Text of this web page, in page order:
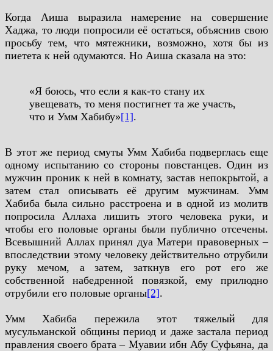
Когда Аиша выразила намерение на совершение
Хаджа, то люди попросили её остаться, объяснив свою
просьбу тем, что мятежники, возможно, хотя бы из
пиетета к ней одумаются. Но Аиша сказала на это:
«Я боюсь, что если я как-то стану их
увещевать, то меня постигнет та же участь,
что и Умм Хабибу»[1].
В этот же период смуты Умм Хабиба подверглась еще
одному испытанию со стороны повстанцев. Один из
мужчин проник к ней в комнату, застав непокрытой, а
затем стал описывать её другим мужчинам. Умм
Хабиба была сильно расстроена и в одной из молитв
попросила Аллаха лишить этого человека руки, и
чтобы его половые органы были публично отсечены.
Всевышний Аллах принял дуа Матери правоверных –
впоследствии этому человеку действительно отрубили
руку мечом, а затем, заткнув его рот его же
собственной набедренной повязкой, ему прилюдно
отрубили его половые органы[2].
Умм Хабиба пережила этот тяжелый для
мусульманской общины период и даже застала период
правления своего брата – Муавии ибн Абу Суфьяна, да